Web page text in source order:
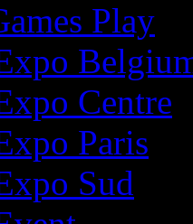
Play
Centre
Paris
Sud